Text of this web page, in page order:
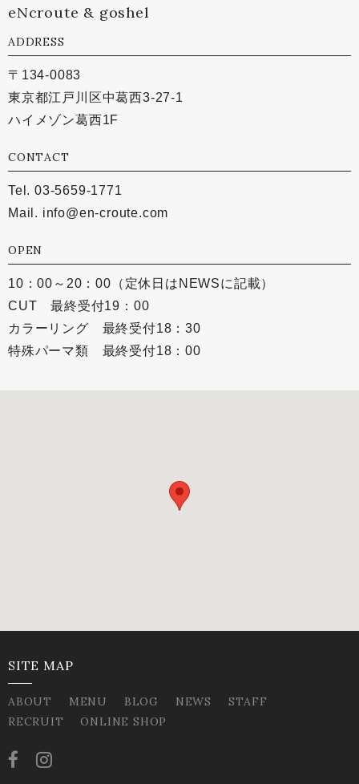
eNcroute & goshel
ADDRESS
〒134-0083
東京都江戸川区中葛西3-27-1
ハイメゾン葛西1F
CONTACT
Tel. 03-5659-1771
Mail. info@en-croute.com
OPEN
10：00～20：00（定休日はNEWSに記載）
CUT 最終受付19：00
カラーリング 最終受付18：30
特殊パーマ類 最終受付18：00
SITE MAP
ABOUT MENU BLOG NEWS
STAFF
RECRUIT
ONLINE SHOP